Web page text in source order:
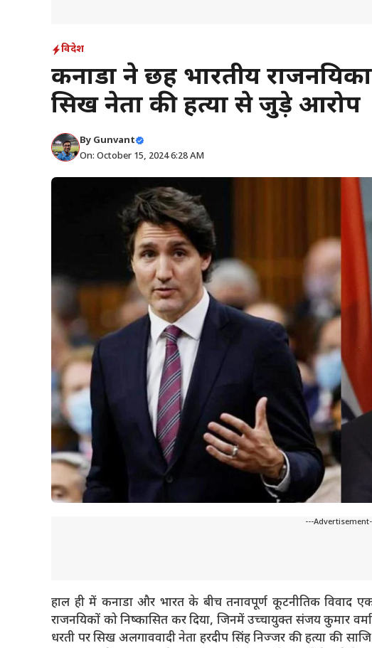
विदेश
कनाडा ने छह भारतीय
सिख नेता की हत्या से जुड़े आरोप
By Gunvant
On: October 15, 2024 6:28 AM
---
हाल ही में कनाडा और भारत के बीच तनावपूर्ण कूटनीतिक विवाद
राजनयिकों को निष्कासित कर दिया, जिनमें उच्चायुक्त संजय कुमार
धरती पर सिख अलगाववादी नेता हरदीप सिंह निज्जर की हत्या की